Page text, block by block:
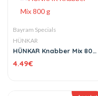
Bayram Specials
HÜNKAR
HÜNKAR Knabber Mix 800
4.49€